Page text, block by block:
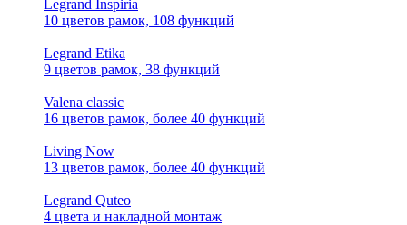
Legrand Inspiria
10 цветов рамок, 108 функций
Legrand Etika
9 цветов рамок, 38 функций
Valena classic
16 цветов рамок, более 40 функций
Living Now
13 цветов рамок, более 40 функций
Legrand Quteo
4 цвета и накладной монтаж